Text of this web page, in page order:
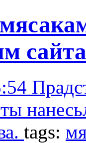
tags: